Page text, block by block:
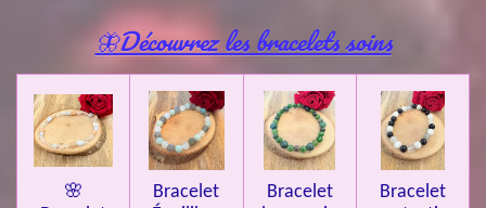
🦋Découvrez les bracelets soins
🌸
Bracelet
Bracelet
Bracelet